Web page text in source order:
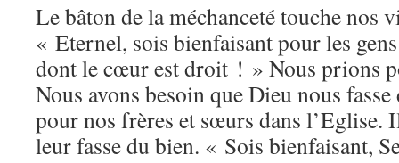
Le bâton de la méchanceté touche nos
« Eternel, sois bienfaisant pour les
dont le cœur est droit ! » Nous prions
Nous avons besoin que Dieu nous
pour nos frères et sœurs dans l’Eglise.
leur fasse du bien. « Sois bienfaisant,